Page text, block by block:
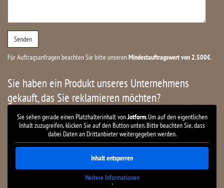
Für Auftragsanfragen beachten Sie bitte unserenMindestauftragswert von 2.500€.
Sie haben ein Produkt unseres Unternehmens
gekauft, das Sie reklamieren möchten?
Sie sehen gerade einen Platzhalterinhalt vonJotform. Um auf den eigentlichen
Inhalt zuzugreifen, klicken Sie auf den Button unten. Bitte beachten Sie, dass
dabei Daten an Drittanbieter weitergegeben werden.
Inhalt entsperren
Weitere Informationen
'